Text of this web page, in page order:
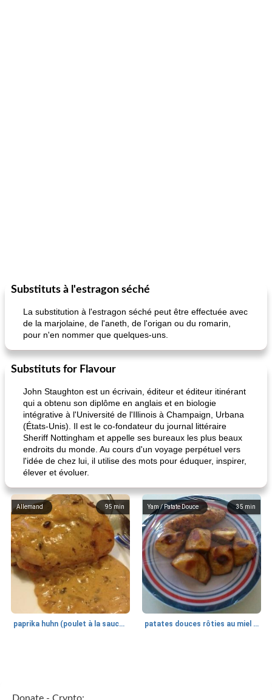
Substituts à l'estragon séché
La substitution à l'estragon séché peut être effectuée avec
de la marjolaine, de l'aneth, de l'origan ou du romarin,
pour n'en nommer que quelques-uns.
Substituts for Flavour
John Staughton est un écrivain, éditeur et éditeur itinérant
qui a obtenu son diplôme en anglais et en biologie
intégrative à l'Université de l'Illinois à Champaign, Urbana
(États-Unis). Il est le co-fondateur du journal littéraire
Sheriff Nottingham et appelle ses bureaux les plus beaux
endroits du monde. Au cours d'un voyage perpétuel vers
l'idée de chez lui, il utilise des mots pour éduquer, inspirer,
élever et évoluer.
95 min
Allemand
paprika huhn (poulet à la sauce paprika).
35 min
Yam / Patate Douce
patates douces rôties au miel / kumara